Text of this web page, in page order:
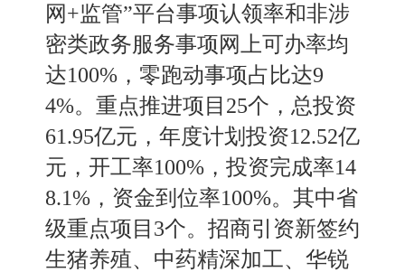
网+监管”平台事项认领率和非涉
密类政务服务事项网上可办率均
达100%，零跑动事项占比达9
4%。重点推进项目25个，总投资
61.95亿元，年度计划投资12.52亿
元，开工率100%，投资完成率14
8.1%，资金到位率100%。其中省
级重点项目3个。招商引资新签约
生猪养殖、 中药精深加工、 华锐